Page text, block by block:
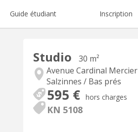
Guide étudiant Inscription
Studio
30 m²
Avenue Cardinal Mercier
Salzinnes / Bas prés
595 € hors charges
KN 5108